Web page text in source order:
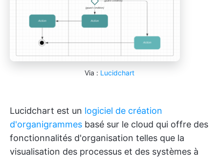
Via : Lucidchart
Lucidchart est un logiciel de création
d'organigrammes basé sur le cloud qui offre des
fonctionnalités d'organisation telles que la
visualisation des processus et des systèmes à